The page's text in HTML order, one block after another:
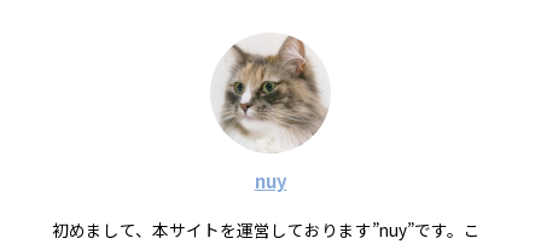
nuy
初めまして、本サイトを運営しております”nuy”です。こ